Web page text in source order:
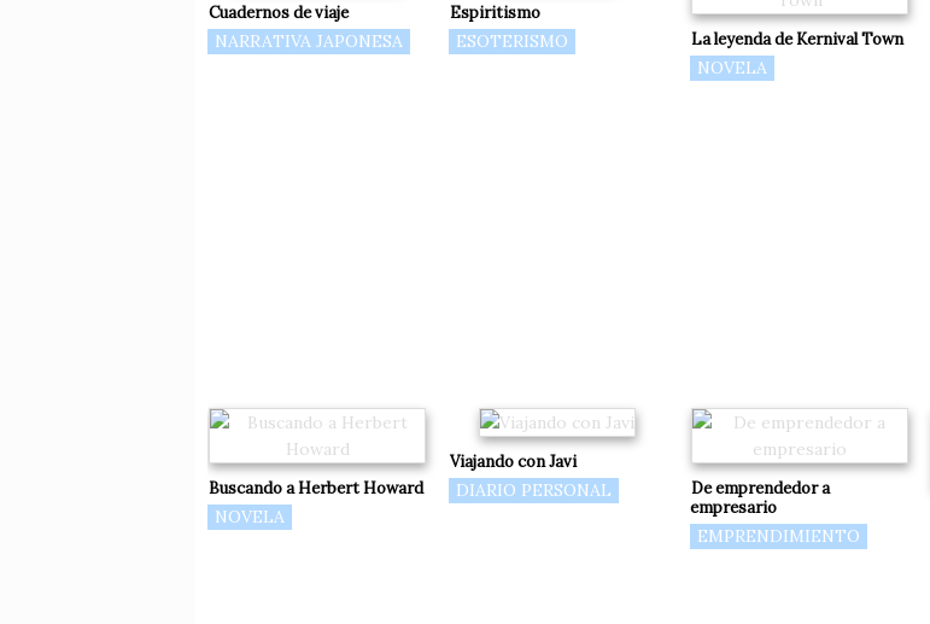
Cuadernos de viaje
NARRATIVA JAPONESA
Espiritismo
ESOTERISMO La leyenda de Kernival Town
NOVELA
Buscando a Herbert Howard
NOVELA
Viajando con Javi
DIARIO PERSONAL
De emprendedor a
empresario
EMPRENDIMIENTO